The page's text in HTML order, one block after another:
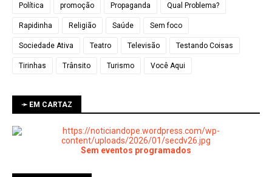
Política promoção Propaganda Qual Problema?
Rapidinha Religião Saúde Sem foco
Sociedade Ativa Teatro Televisão Testando Coisas
Tirinhas Trânsito Turismo Você Aqui
➛ EM CARTAZ
Sem eventos programados